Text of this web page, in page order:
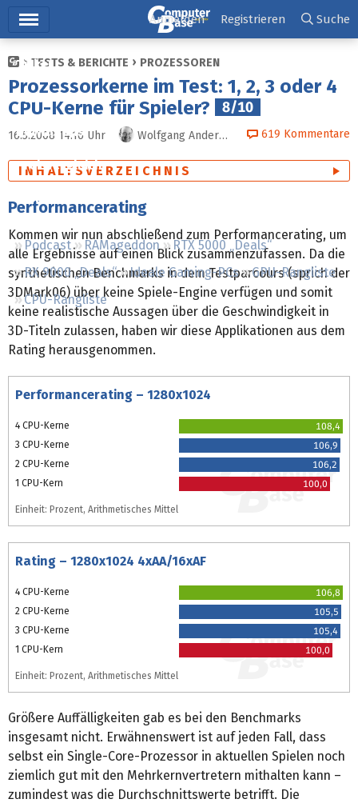
Ticker
Tests
Downloads
Preisvergleich
Forum
Podcast RAMageddon
RTX 5000 „Deals“
RX 9000 „Deals“
Ideale Gaming-PCs
GPU-Rangliste
CPU-Rangliste
Anmelden Registrieren Suche
TESTS & BERICHTE PROZESSOREN
Prozessorkerne im Test: 1, 2, 3 oder 4
CPU-Kerne für Spieler?
8/10
16.5.2008 14:16 Uhr Wolfgang Andermahr 619 Kommentare
INHALTSVERZEICHNIS
Performancerating
Kommen wir nun abschließend zum Performancerating, um
alle Ergebnisse auf einen Blick zusammenzufassen. Da die
synthetischen Benchmarks in dem Testparcours (sprich der
3DMark06) über keine Spiele-Engine verfügen und somit
keine realistische Aussagen über die Geschwindigkeit in
3D-Titeln zulassen, haben wir diese Applikationen aus dem
Rating herausgenommen.
Performancerating – 1280x1024
4 CPU-Kerne
108,4
3 CPU-Kerne
106,9
2 CPU-Kerne
106,2
1 CPU-Kern
100,0
Einheit: Prozent, Arithmetisches Mittel
Rating – 1280x1024 4xAA/16xAF
4 CPU-Kerne
106,8
2 CPU-Kerne
105,5
3 CPU-Kerne
105,4
1 CPU-Kern
100,0
Einheit: Prozent, Arithmetisches Mittel
Größere Auffälligkeiten gab es bei den Benchmarks
insgesamt nicht. Erwähnenswert ist auf jeden Fall, dass
selbst ein Single-Core-Prozessor in aktuellen Spielen noch
ziemlich gut mit den Mehrkernvertretern mithalten kann –
zumindest was die Durchschnittswerte betrifft. Die